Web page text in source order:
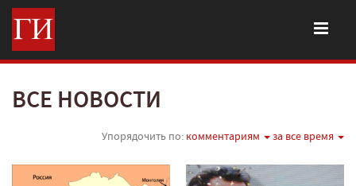
ВСЕ НОВОСТИ
Упорядочить по: комментариям за все время